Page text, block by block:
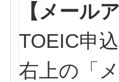
【メール
TOEIC申
右上の「